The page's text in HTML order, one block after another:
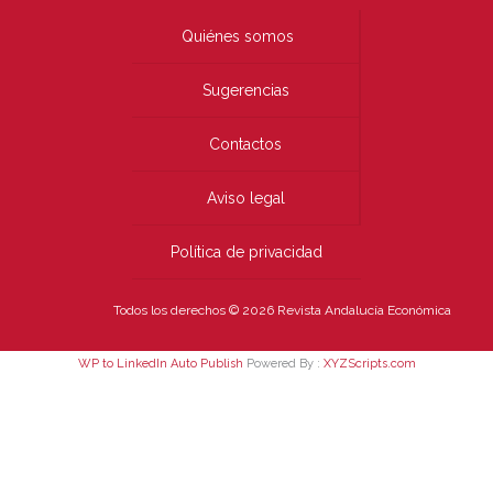
Quiénes somos
Sugerencias
Contactos
Aviso legal
Política de privacidad
Todos los derechos © 2026 Revista Andalucía Económica
WP to LinkedIn Auto Publish Powered By : XYZScripts.com